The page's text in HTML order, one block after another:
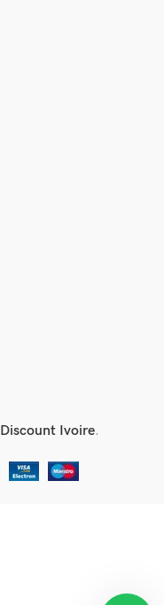
Discount Ivoire.